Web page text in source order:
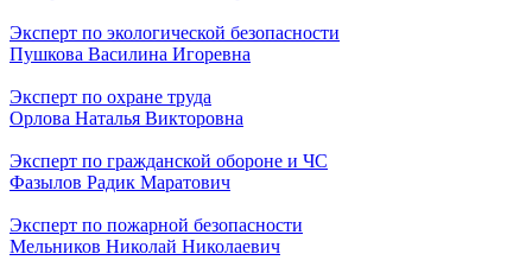
Эксперт по экологической безопасности
Пушкова Василина Игоревна
Эксперт по охране труда
Орлова Наталья Викторовна
Эксперт по гражданской обороне и ЧС
Фазылов Радик Маратович
Эксперт по пожарной безопасности
Мельников Николай Николаевич